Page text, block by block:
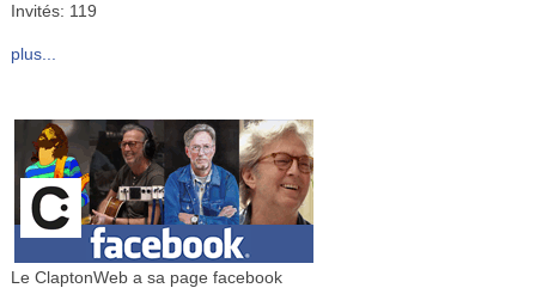
Invités: 119
plus...
Le ClaptonWeb a sa page facebook